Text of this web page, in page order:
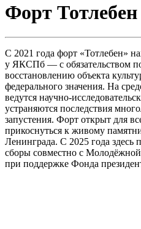
Форт Тотлебен
С 2021 года форт «Тотлебен»
у ЯКСПб — с обязательством
восстановлению объекта
федерального значения. На
ведутся научно-
устраняются последствия
запустения. Форт открыт для
прикоснуться к живому
Ленинграда. С 2025 года здесь
сборы совместно с
при поддержке Фонда